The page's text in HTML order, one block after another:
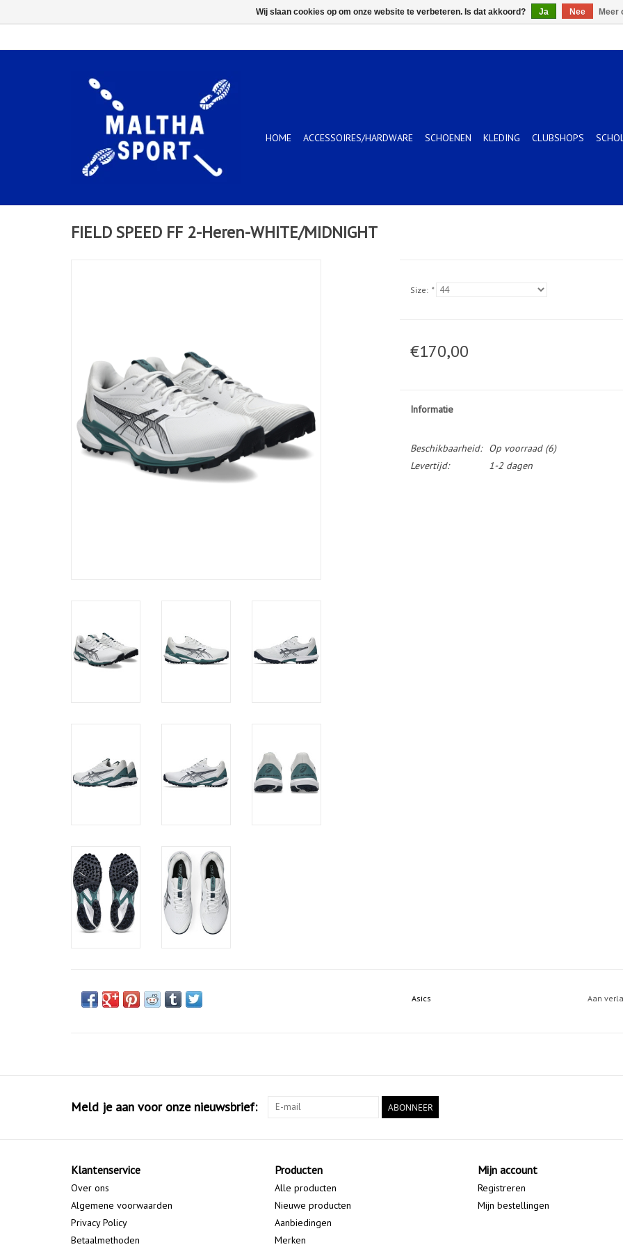
HOME ACCESSOIRES/HARDWARE SCHOENEN KLEDING CLUBSHOPS
FIELD SPEED FF 2-Heren-WHITE/MIDNIGHT
Size: *
€170,00
Informatie
Beschikbaarheid: Op voorraad(6)
Levertijd:
1-2 dagen
Asics Aan
Meld je aan voor onze nieuwsbrief: ABONNEER
Klantenservice
Over ons
Algemene voorwaarden
Privacy Policy
Betaalmethoden
Producten
Alle producten
Nieuwe producten
Aanbiedingen
Merken
Mijn account
Registreren
Mijn bestellingen
Wij slaan cookies op om onze website te verbeteren. Is dat akkoord? Ja Nee Meer